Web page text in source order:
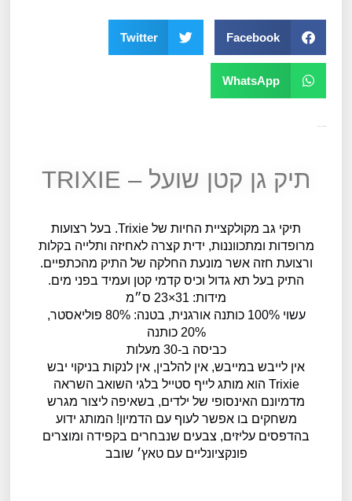
Facebook
Twitter
WhatsApp
תיק גן קטן שועל – TRIXIE
תיקי גב מקולקציית החיות של Trixie. בעל רצועות
מרופדות ומתכווננות, ידית קצרה לאחיזה ותלייה בקלות
ורצועת חזה אשר מונעת החלקה של התיק מהכתפיים.
התיק בעל תא גדול וכיס קדמי קטן ועמיד בפני מים.
מידות: 31×23 ס״מ
עשוי 100% כותנה אורגנית, בטנה: 80% פוליאסטר,
20% כותנה
כביסה ב-30 מעלות
אין לייבש במייבש, אין להלבין, אין לנקות בניקוי יבש
Trixie הוא מותג לייף סטייל בלגי השואב השראה
מדמיונם האינסופי של ילדים, בשאיפה ליצור מגרש
משחקים בו אפשר לעוף עם הדמיון! המותג ידוע
בהדפסים עליזים, צבעים שנבחרים בקפידה ומוצרים
פונקציונליים עם טאץ׳ שובב